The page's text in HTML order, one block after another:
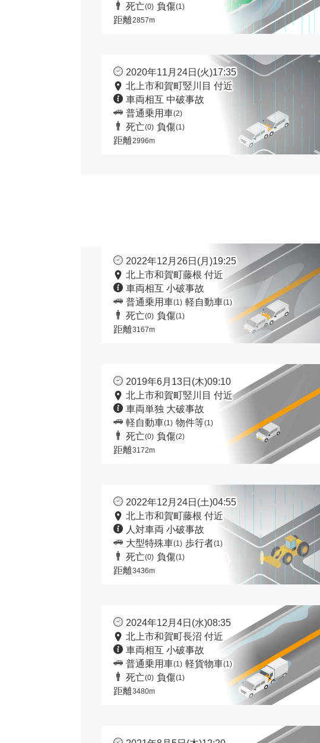
死亡(0) 負傷(1)
距離2857m
2020年11月24日(火)17:35
北上市和賀町竪川目 付近
車両相互 中破事故
普通乗用車(2)
死亡(0) 負傷(1)
距離2996m
2022年12月26日(月)19:25
北上市和賀町藤根 付近
車両相互 小破事故
普通乗用車(1) 軽自動車(1)
死亡(0) 負傷(1)
距離3167m
2019年6月13日(木)09:10
北上市和賀町竪川目 付近
車両単独 大破事故
軽自動車(1) 物件等(1)
死亡(0) 負傷(2)
距離3172m
2022年12月24日(土)04:55
北上市和賀町藤根 付近
人対車両 小破事故
大型特殊車(1) 歩行者(1)
死亡(0) 負傷(1)
距離3436m
2024年12月4日(水)08:35
北上市和賀町長沼 付近
車両相互 小破事故
普通乗用車(1) 軽貨物車(1)
死亡(0) 負傷(1)
距離3480m